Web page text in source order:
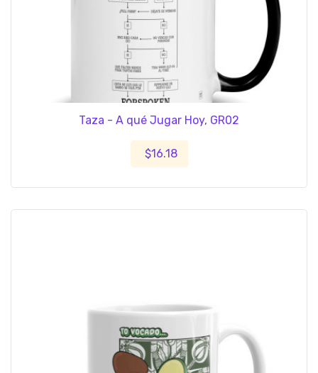
Taza - A qué Jugar Hoy, GR02
$16.18